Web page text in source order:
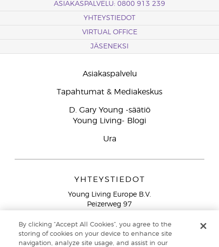
ASIAKASPALVELU: 0800 913 239
YHTEYSTIEDOT
VIRTUAL OFFICE
JÄSENEKSI
Asiakaspalvelu
Tapahtumat & Mediakeskus
D. Gary Young -säätiö
Young Living- Blogi
Ura
YHTEYSTIEDOT
Young Living Europe B.V.
Peizerweg 97
Netherlands
Ilmainen yhteydenotto lankanumeroista Suomesta
By clicking “Accept All Cookies”, you agree to the
storing of cookies on your device to enhance site
navigation, analyze site usage, and assist in our